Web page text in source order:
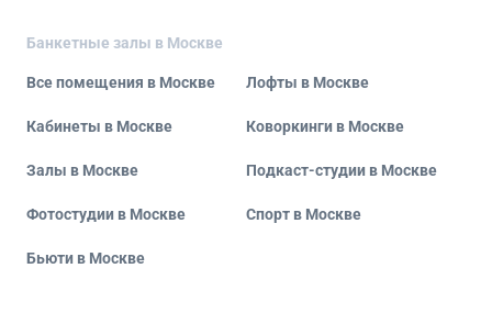
Банкетные залы в Москве
Все помещения в Москве Лофты в Москве
Кабинеты в Москве Коворкинги в Москве
Залы в Москве Подкаст-студии в Москве
Фотостудии в Москве Спорт в Москве
Бьюти в Москве